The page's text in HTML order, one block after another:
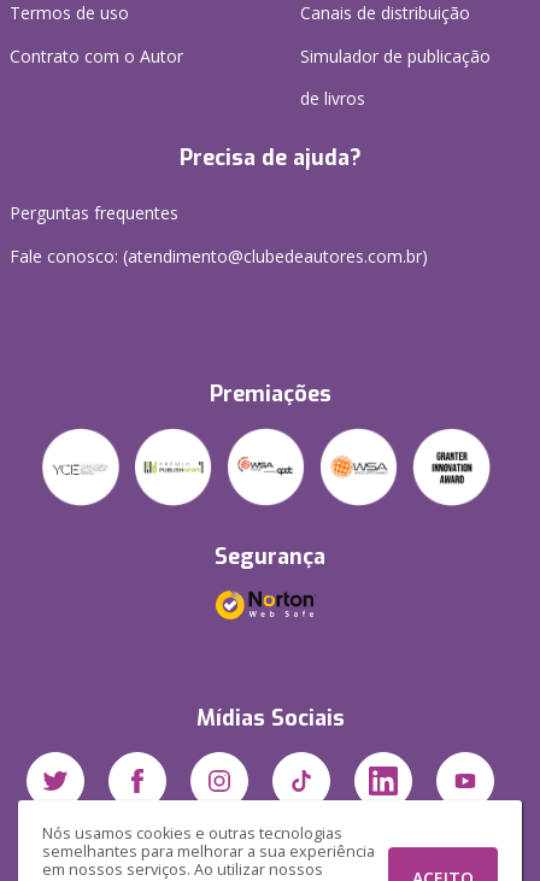
Nós usamos cookies e outras tecnologias
semelhantes para melhorar a sua experiência
em nossos serviços. Ao utilizar nossos
Termos de uso
Contrato com o Autor
Canais de distribuição
Simulador de publicação
de livros
Precisa de ajuda?
Perguntas frequentes
Fale conosco: (atendimento@clubedeautores.com.br)
Premiações
Segurança
Mídias Sociais